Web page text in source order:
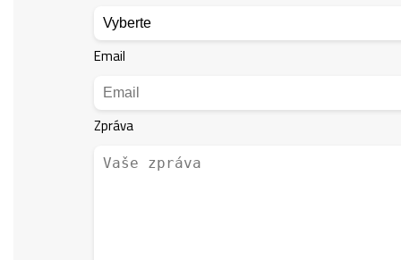
Email
Zpráva